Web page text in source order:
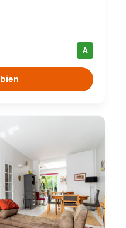
A